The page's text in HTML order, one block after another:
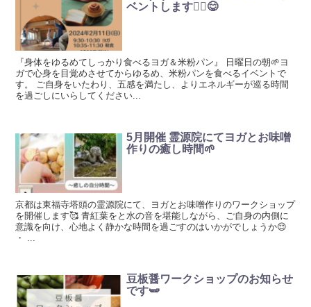
ベントします🧘‍♀️😋
『身体をゆるめてしっかり食べるヨガ＆米粉パン』 日曜日の朝🌱ヨ
ガで心身を目覚めさせてからゆるめ、米粉パンを食べるイベントで
す。 ご自身をいたわり、五感を満たし、よりエネルギーが巡る時間
を過ごしにいらしてください...
5月開催 霊源院にてヨガとお味噌
作りの癒し時間🌱
京都は東福寺塔頭の霊源院にて、ヨガとお味噌作りのワークショップ
を開催します🥰 青紅葉をと水の音を堪能しながら、ご自身の内側に
意識を向け、心地よく静かな時間を過ごすのはいかがでしょうか😌
・ ...
豆板醤ワークショップのお知らせ
です🫛